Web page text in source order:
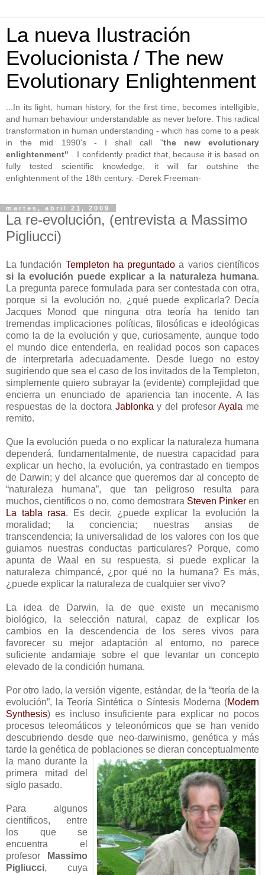
La nueva Ilustración
Evolucionista / The new
Evolutionary Enlightenment
...In its light, human history, for the first time, becomes intelligible,
and human behaviour understandable as never before. This radical
transformation in human understanding - which has come to a peak
in the mid 1990's - I shall call "the new evolutionary
enlightenment" . I confidently predict that, because it is based on
fully tested scientific knowledge, it will far outshine the
enlightenment of the 18th century. -Derek Freeman-
martes, abril 21, 2009
La re-evolución, (entrevista a Massimo
Pigliucci)
La fundación Templeton ha preguntado a varios científicos
si la evolución puede explicar a la naturaleza humana.
La pregunta parece formulada para ser contestada con otra,
porque si la evolución no, ¿qué puede explicarla? Decía
Jacques Monod que ninguna otra teoría ha tenido tan
tremendas implicaciones políticas, filosóficas e ideológicas
como la de la evolución y que, curiosamente, aunque todo
el mundo dice entenderla, en realidad pocos son capaces
de interpretarla adecuadamente. Desde luego no estoy
sugiriendo que sea el caso de los invitados de la Templeton,
simplemente quiero subrayar la (evidente) complejidad que
encierra un enunciado de apariencia tan inocente. A las
respuestas de la doctora Jablonka y del profesorAyala me
remito.
Que la evolución pueda o no explicar la naturaleza humana
dependerá, fundamentalmente, de nuestra capacidad para
explicar un hecho, la evolución, ya contrastado en tiempos
de Darwin; y del alcance que queremos dar al concepto de
“naturaleza humana”, que tan peligroso resulta para
muchos, científicos o no, como demostrara Steven Pinkeren
La tabla rasa. Es decir, ¿puede explicar la evolución la
moralidad; la conciencia; nuestras ansias de
transcendencia; la universalidad de los valores con los que
guiamos nuestras conductas particulares? Porque, como
apunta de Waal en su respuesta, si puede explicar la
naturaleza chimpancé, ¿por qué no la humana? Es más,
¿puede explicar la naturaleza de cualquier ser vivo?
La idea de Darwin, la de que existe un mecanismo
biológico, la selección natural, capaz de explicar los
cambios en la descendencia de los seres vivos para
favorecer su mejor adaptación al entorno, no parece
suficiente andamiaje sobre el que levantar un concepto
elevado de la condición humana.
Por otro lado, la versión vigente, estándar, de la “teoría de la
evolución”, la Teoría Sintética o Síntesis Moderna (Modern
Synthesis) es incluso insuficiente para explicar no pocos
procesos teleomáticos y teleonómicos que se han venido
descubriendo desde que neo-darwinismo, genética y más
tarde la genética de poblaciones se dieran conceptualmente
la mano durante la
primera mitad del
siglo pasado.
Para algunos
científicos, entre
los que se
encuentra el
profesor
Massimo
Pigliucci, cuya